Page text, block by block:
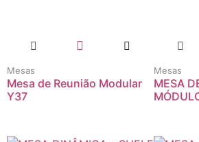
Mesas
Mesa de Reunião Modular
Y37
Mesas
MESA